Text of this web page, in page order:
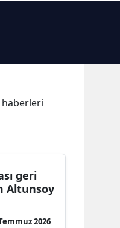
haberleri
geri
Altunsoy
2026